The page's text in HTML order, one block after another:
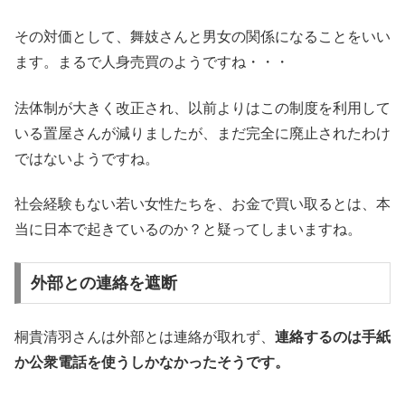
その対価として、舞妓さんと男女の関係になることをいい
ます。まるで人身売買のようですね・・・
法体制が大きく改正され、以前よりはこの制度を利用して
いる置屋さんが減りましたが、まだ完全に廃止されたわけ
ではないようですね。
社会経験もない若い女性たちを、お金で買い取るとは、本
当に日本で起きているのか？と疑ってしまいますね。
外部との連絡を遮断
桐貴清羽さんは外部とは連絡が取れず、 連絡するのは手紙
か公衆電話を使うしかなかったそうです。